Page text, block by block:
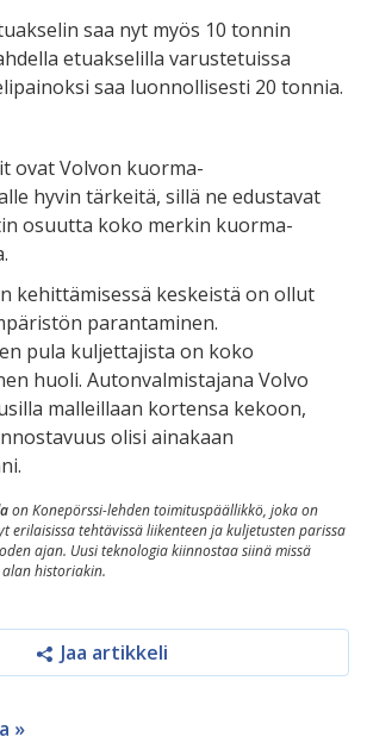
saa nyt myös 10 tonnin
etuakselilla varustetuissa
saa luonnollisesti 20 tonnia.
ovat Volvon kuorma-
hyvin tärkeitä, sillä ne edustavat
osuutta koko merkin kuorma-
kehittämisessä keskeistä on ollut
parantaminen.
pula kuljettajista on koko
huoli. Autonvalmistajana Volvo
malleillaan kortensa kekoon,
olisi ainakaan
on Konepörssi-lehden toimituspäällikkö, joka on
erilaisissa tehtävissä liikenteen ja kuljetusten parissa
ajan. Uusi teknologia kiinnostaa siinä missä
historiakin.
Jaa artikkeli
»